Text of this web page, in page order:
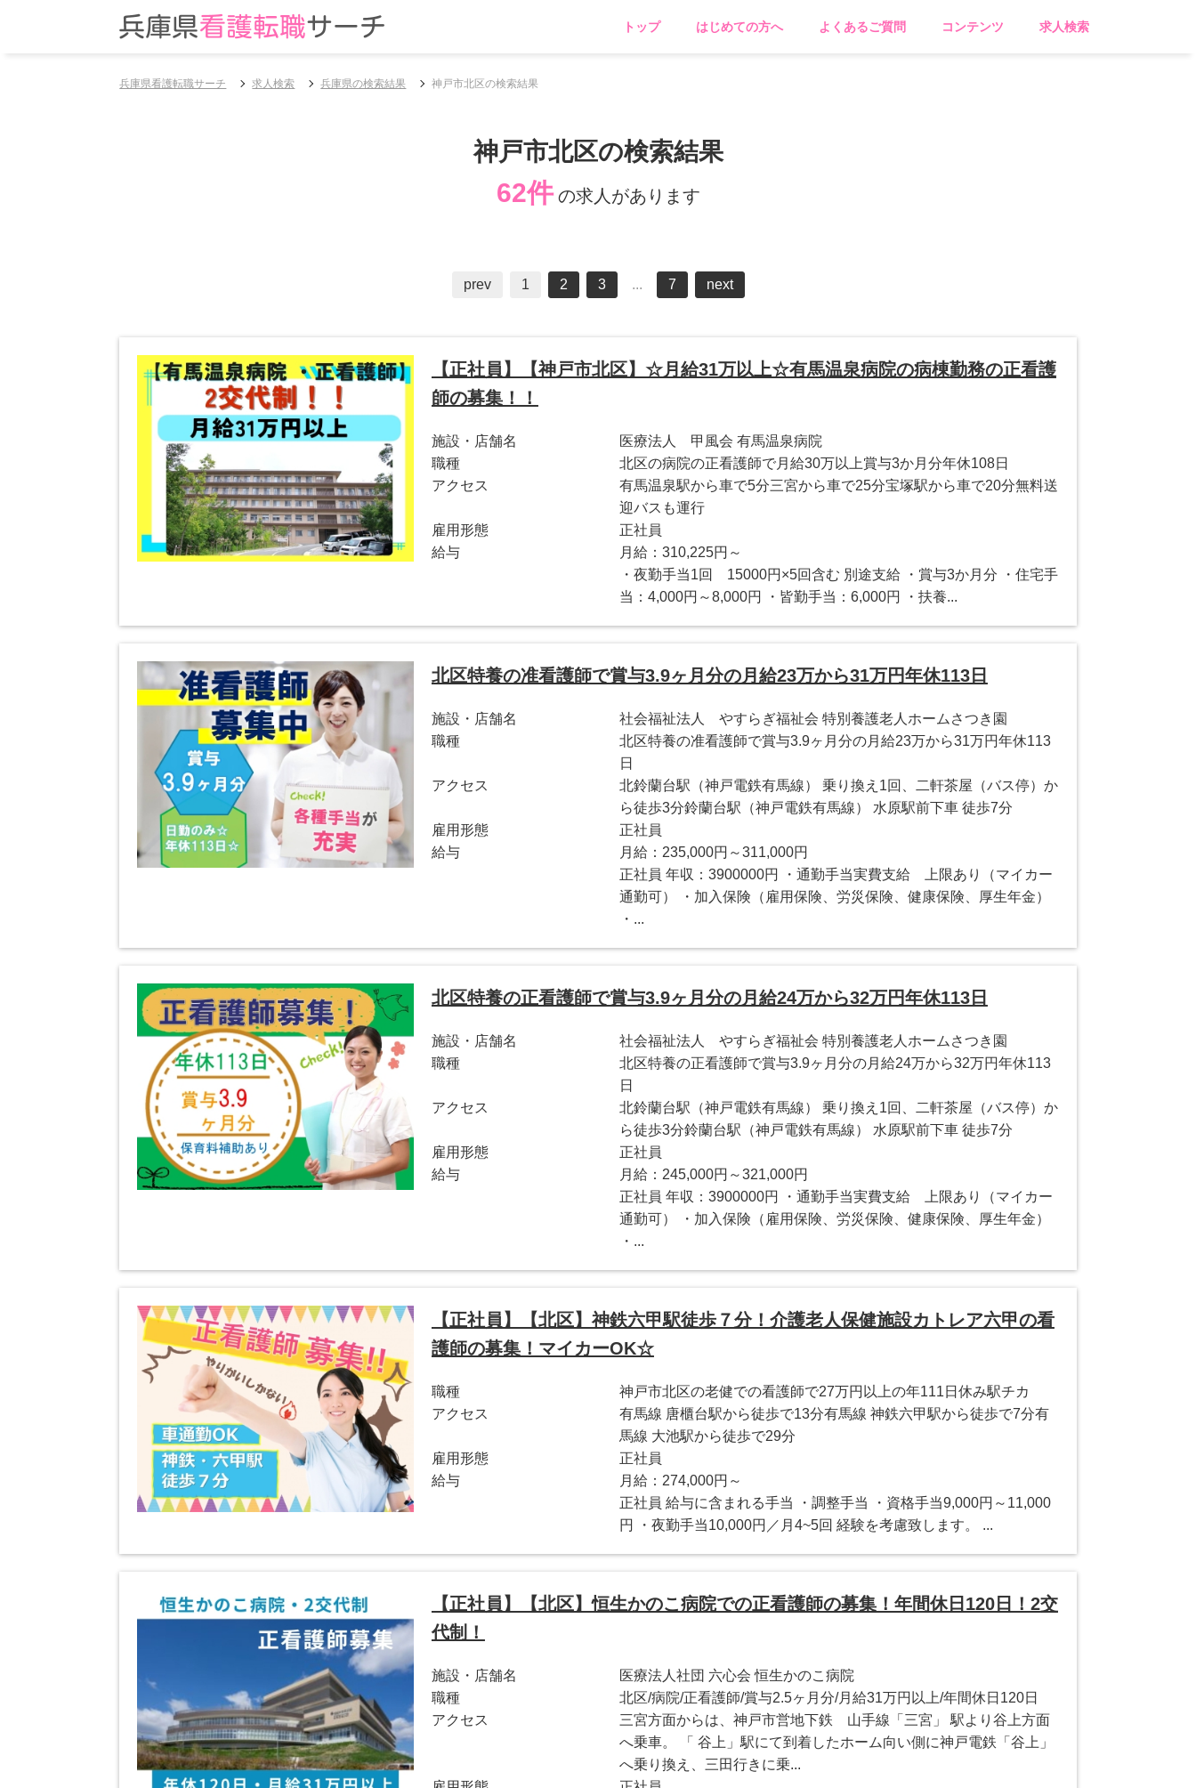
トップ はじめての方へ よくあるご質問 コンテンツ 求人検索
兵庫県看護転職サーチ 求人検索 兵庫県の検索結果 神戸市北区の検索結果
神戸市北区の検索結果
62件 の求人があります
prev 1 2 3 ... 7 next
【正社員】【神戸市北区】☆月給31万以上☆有馬温泉病院の病棟勤務の正看護
師の募集！！
施設・店舗名
医療法人 甲風会 有馬温泉病院
職種
北区の病院の正看護師で月給30万以上賞与3か月分年休108日
アクセス
有馬温泉駅から車で5分三宮から車で25分宝塚駅から車で20分無料送
迎バスも運行
雇用形態
正社員
給与
月給：310,225円～
・夜勤手当1回 15000円×5回含む 別途支給 ・賞与3か月分 ・住宅手
当：4,000円～8,000円 ・皆勤手当：6,000円 ・扶養...
北区特養の准看護師で賞与3.9ヶ月分の月給23万から31万円年休113日
施設・店舗名
社会福祉法人 やすらぎ福祉会 特別養護老人ホームさつき園
職種
北区特養の准看護師で賞与3.9ヶ月分の月給23万から31万円年休113
日
アクセス
北鈴蘭台駅（神戸電鉄有馬線） 乗り換え1回、二軒茶屋（バス停）か
ら徒歩3分鈴蘭台駅（神戸電鉄有馬線） 水原駅前下車 徒歩7分
雇用形態
正社員
給与
月給：235,000円～311,000円
正社員 年収：3900000円 ・通勤手当実費支給 上限あり（マイカー
通勤可） ・加入保険（雇用保険、労災保険、健康保険、厚生年金）
・...
北区特養の正看護師で賞与3.9ヶ月分の月給24万から32万円年休113日
施設・店舗名
社会福祉法人 やすらぎ福祉会 特別養護老人ホームさつき園
職種
北区特養の正看護師で賞与3.9ヶ月分の月給24万から32万円年休113
日
アクセス
北鈴蘭台駅（神戸電鉄有馬線） 乗り換え1回、二軒茶屋（バス停）か
ら徒歩3分鈴蘭台駅（神戸電鉄有馬線） 水原駅前下車 徒歩7分
雇用形態
正社員
給与
月給：245,000円～321,000円
正社員 年収：3900000円 ・通勤手当実費支給 上限あり（マイカー
通勤可） ・加入保険（雇用保険、労災保険、健康保険、厚生年金）
・...
【正社員】【北区】神鉄六甲駅徒歩７分！介護老人保健施設カトレア六甲の看
護師の募集！マイカーOK☆
職種
神戸市北区の老健での看護師で27万円以上の年111日休み駅チカ
アクセス
有馬線 唐櫃台駅から徒歩で13分有馬線 神鉄六甲駅から徒歩で7分有
馬線 大池駅から徒歩で29分
雇用形態
正社員
給与
月給：274,000円～
正社員 給与に含まれる手当 ・調整手当 ・資格手当9,000円～11,000
円 ・夜勤手当10,000円／月4~5回 経験を考慮致します。 ...
【正社員】【北区】恒生かのこ病院での正看護師の募集！年間休日120日！2交
代制！
施設・店舗名
医療法人社団 六心会 恒生かのこ病院
職種
北区/病院/正看護師/賞与2.5ヶ月分/月給31万円以上/年間休日120日
アクセス
三宮方面からは、神戸市営地下鉄 山手線「三宮」 駅より谷上方面
へ乗車。 「 谷上」駅にて到着したホーム向い側に神戸電鉄「谷上」
へ乗り換え、三田行きに乗...